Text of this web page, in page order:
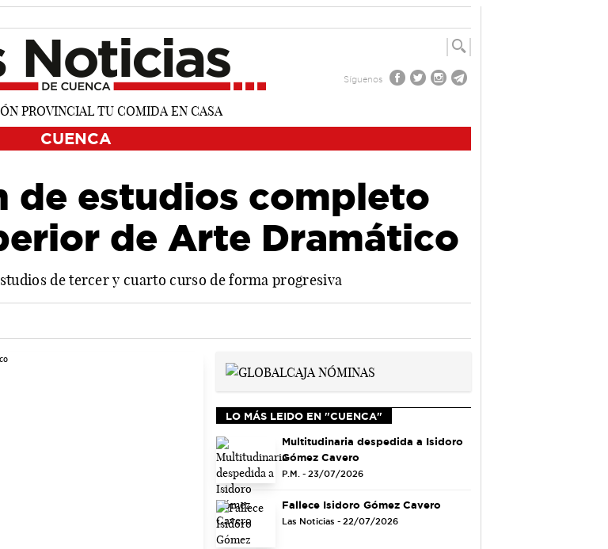
Síguenos
CUENCA
de estudios completo
de Arte Dramático
de tercer y cuarto curso de forma progresiva
LO MÁS LEIDO EN "CUENCA"
Multitudinaria despedida a Isidoro
Gómez Cavero
P.M. - 23/07/2026
Fallece Isidoro Gómez Cavero
Las Noticias - 22/07/2026